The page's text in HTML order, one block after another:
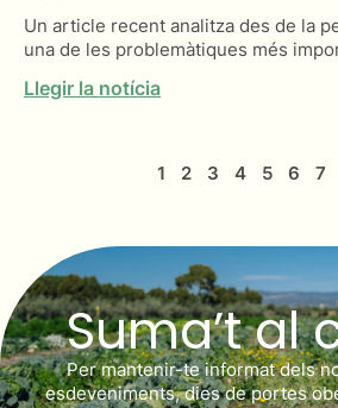
Un article recent analitza des de la
una de les problemàtiques més
Llegir la notícia
1 2 3 4 5 6 7
Suma’t al
Per mantenir-te informat dels
esdeveniments, dies de portes